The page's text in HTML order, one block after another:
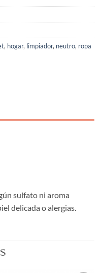
, hogar, limpiador, neutro, ropa
sulfato ni aroma
delicada o alergias.